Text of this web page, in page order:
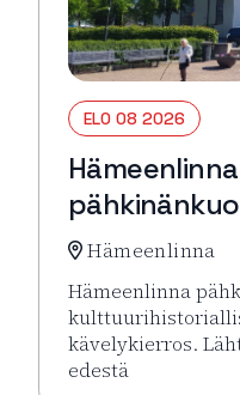
ELO 08 2026
Hämeenlinna
Hämeenlinna
Hämeenlinna
kävelykierros.
edestä